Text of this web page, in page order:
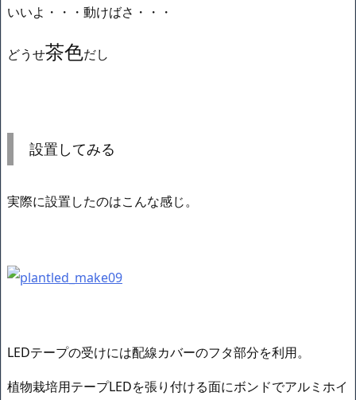
いいよ・・・動けばさ・・・
どうせ茶色だし
設置してみる
実際に設置したのはこんな感じ。
LEDテープの受けには配線カバーのフタ部分を利用。
植物栽培用テープLEDを張り付ける面にボンドでアルミホイ